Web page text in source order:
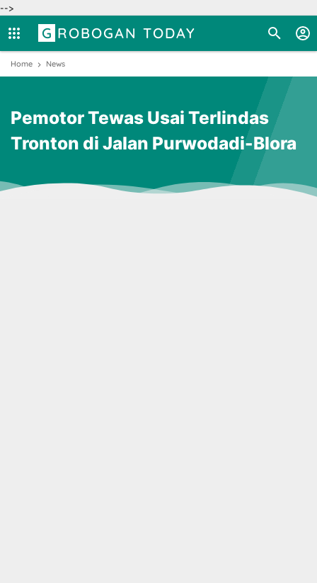
-->
GROBOGAN TODAY
Home News
Pemotor Tewas Usai Terlindas
Tronton di Jalan Purwodadi-Blora